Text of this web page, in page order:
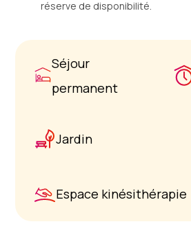
réserve de disponibilité.
Séjour
permanent
Jardin
Espace kinésithérapie